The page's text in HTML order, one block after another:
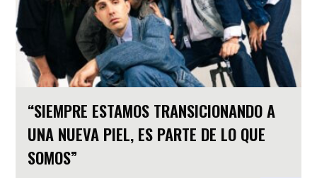
“SIEMPRE ESTAMOS TRANSICIONANDO A
UNA NUEVA PIEL, ES PARTE DE LO QUE
SOMOS”